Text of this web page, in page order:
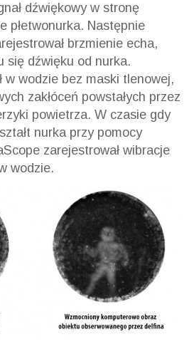
dźwiękowy w stronę
płetwonurka. Następnie
brzmienie echa,
się dźwięku od nurka.
w wodzie bez maski tlenowej,
zakłóceń powstałych przez
powietrza. W czasie gdy
nurka przy pomocy
zarejestrował wibracje
wodzie.